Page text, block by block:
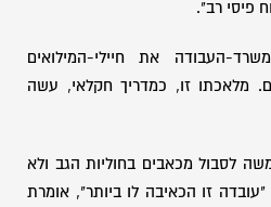
פיסי רב".
1954 גייס משרד-העבודה את חיילי-המילואים
מלאכתו זו, כמדריך חקלאי, עשה
לסבול מכאבים בחוליות הגב ולא
"עובדה זו הכאיבה לו ביותר", אומרת